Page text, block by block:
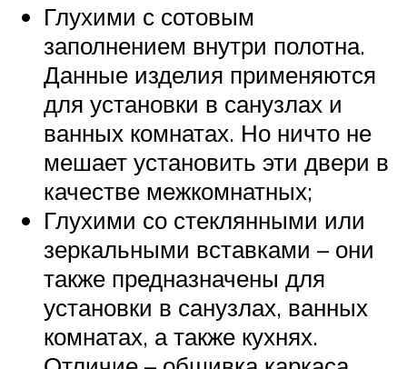
Глухими с сотовым
заполнением внутри полотна.
Данные изделия применяются
для установки в санузлах и
ванных комнатах. Но ничто не
мешает установить эти двери в
качестве межкомнатных;
Глухими со стеклянными или
зеркальными вставками – они
также предназначены для
установки в санузлах, ванных
комнатах, а также кухнях.